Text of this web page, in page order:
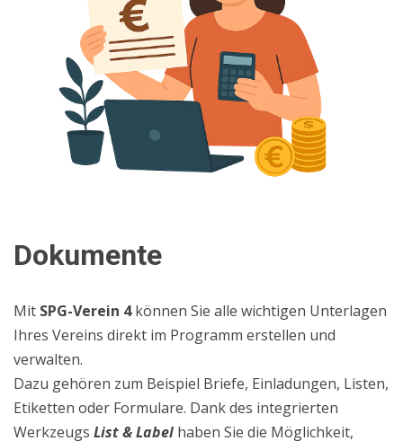
Dokumente
Mit SPG-Verein 4können Sie alle wichtigen Unterlagen
Ihres Vereins direkt im Programm erstellen und
verwalten.
Dazu gehören zum Beispiel Briefe, Einladungen, Listen,
Etiketten oder Formulare. Dank des integrierten
Werkzeugs List & Label haben Sie die Möglichkeit,